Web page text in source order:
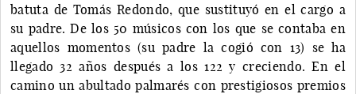
batuta de Tomás Redondo, que sustituyó en el cargo a
su padre. De los 50 músicos con los que se contaba en
aquellos momentos (su padre la cogió con 13) se ha
llegado 32 años después a los 122 y creciendo. En el
camino un abultado palmarés con prestigiosos premios